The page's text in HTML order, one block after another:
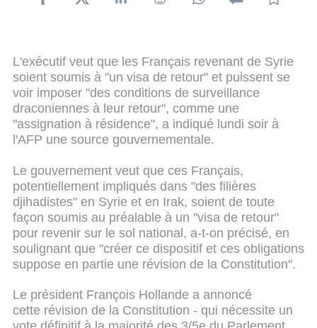
L'exécutif veut que les Français revenant de Syrie
soient soumis à "un visa de retour" et puissent se
voir imposer "des conditions de surveillance
draconiennes à leur retour", comme une
"assignation à résidence", a indiqué lundi soir à
l'AFP une source gouvernementale.
Le gouvernement veut que ces Français,
potentiellement impliqués dans "des filières
djihadistes" en Syrie et en Irak, soient de toute
façon soumis au préalable à un "visa de retour"
pour revenir sur le sol national, a-t-on précisé, en
soulignant que "créer ce dispositif et ces obligations
suppose en partie une révision de la Constitution".
Le président François Hollande a annoncé
cette révision de la Constitution - qui nécessite un